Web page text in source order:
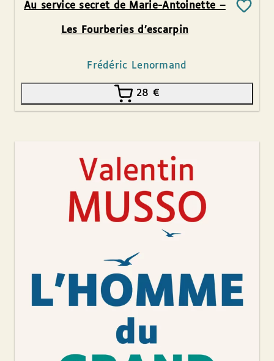
Au service secret de Marie-Antoinette –
Les Fourberies d’escarpin
Frédéric Lenormand
28 €